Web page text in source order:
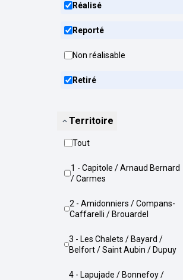
Réalisé
Reporté
Non réalisable
Retiré
Territoire
Tout
1 - Capitole / Arnaud Bernard
/ Carmes
2 - Amidonniers / Compans-
Caffarelli / Brouardel
3 - Les Chalets / Bayard /
Belfort / Saint Aubin / Dupuy
4 - Lapujade / Bonnefoy /